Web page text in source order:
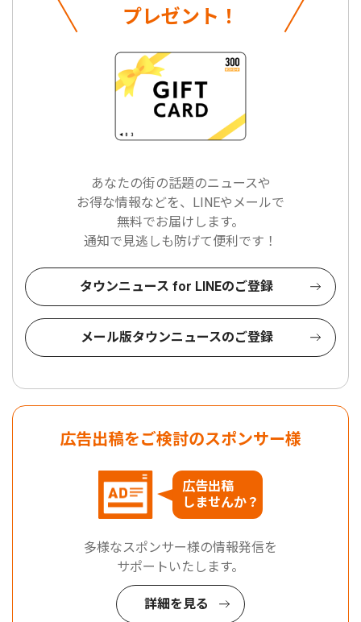
プレゼント！
あなたの街の話題のニュースや
お得な情報などを、LINEやメールで
無料でお届けします。
通知で見逃しも防げて便利です！
タウンニュース for LINEのご登録
メール版タウンニュースのご登録
広告出稿をご検討のスポンサー様
広告出稿
しませんか？
多様なスポンサー様の情報発信を
サポートいたします。
詳細を見る